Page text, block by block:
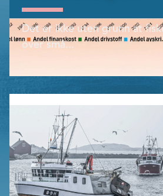
Det er ikke uten grunn at
over små...